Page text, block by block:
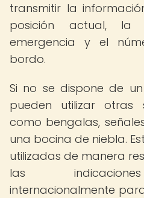
transmitir la
posición actual,
emergencia y el
bordo.
Si no se dispone de
pueden utilizar otras
como bengalas,
una bocina de niebla.
utilizadas de manera
las
internacionalmente